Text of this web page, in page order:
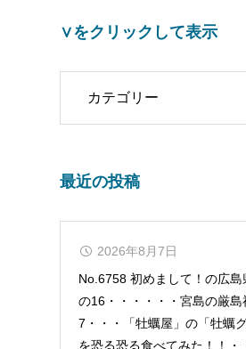
∨をクリックして表示
最近の投稿
No.6758 初めまして！の広島
の16・・・・・・宮島の厳島
7・・・「牡蠣屋」の「牡蠣グ
を恐る恐る食べてみた！！・
2026年8月7日